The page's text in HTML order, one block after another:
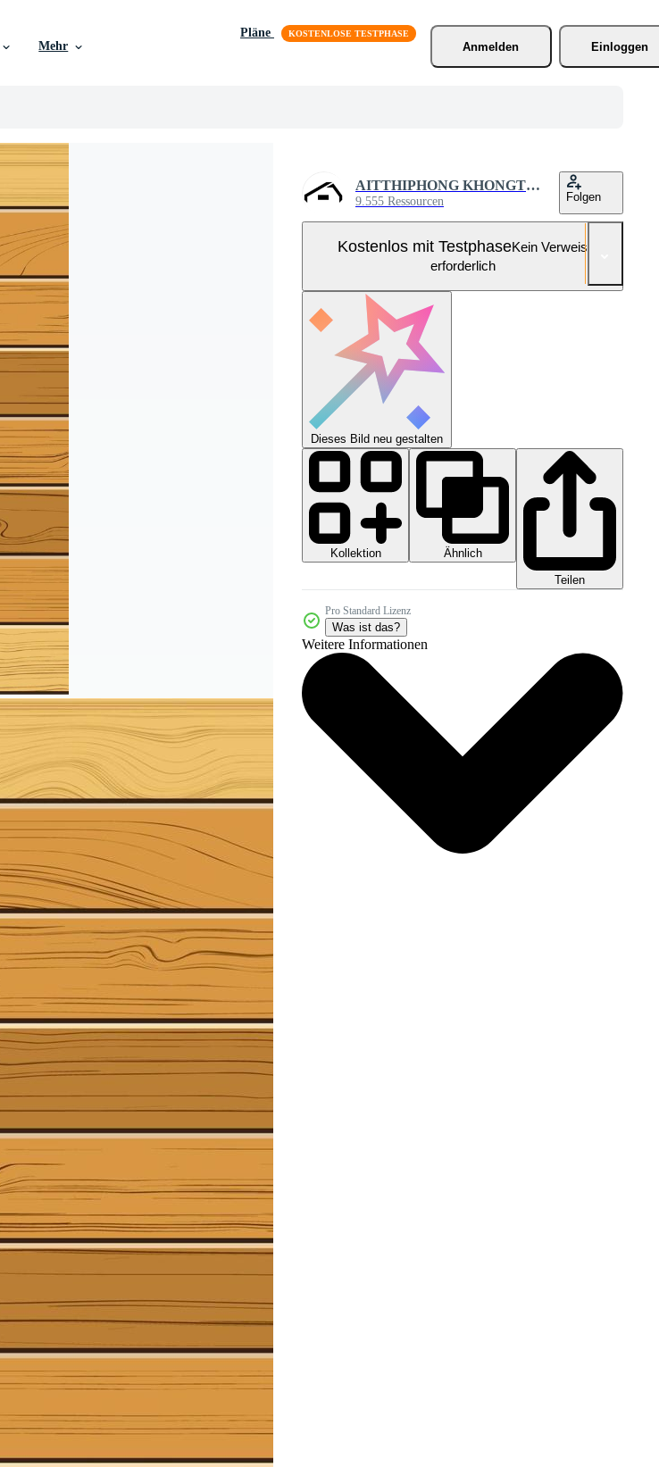
Mehr
Pläne
Anmelden
Einloggen
AITTHIPHONG KHONGTHONG
9.555 Ressourcen Folgen
Kostenlos mit TestphaseKein Verweis
erforderlich
Dieses Bild neu gestalten
Kollektion
Ähnlich
Teilen
Pro Standard Lizenz
Was ist das?
Weitere Informationen